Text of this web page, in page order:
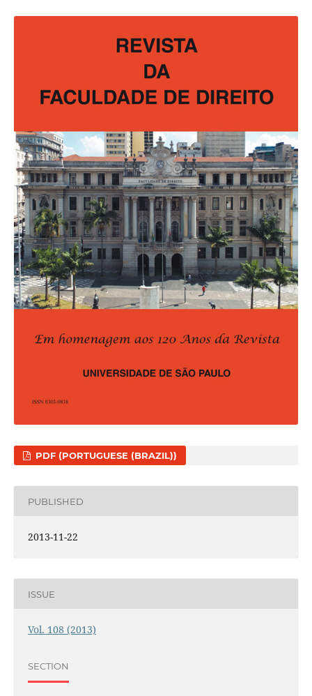
PDF (PORTUGUESE (BRAZIL))
PUBLISHED
2013-11-22
ISSUE
Vol. 108 (2013)
SECTION